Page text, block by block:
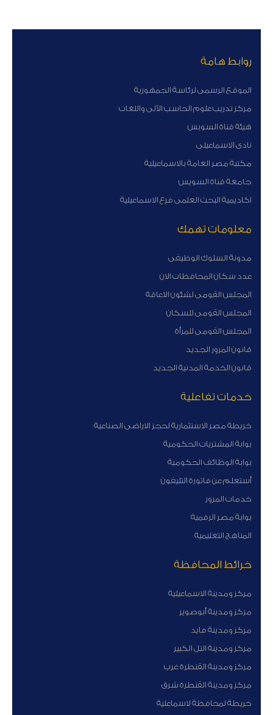
روابط هامة
الموقع الرسمى لرئاسة الجمهورية
مركز تدريب علوم الحاسب الآلى واللغات
هيئة قناة السوبس
نادى الاسماعيلى
مكتبة مصر العامة بالاسماعيلية
جامعة قناة السويس
اكاديمية البحث العلمى فرع الاسماعيلية
معلومات تهمك
مدونة السلوك الوظيفى
عدد سكان المحافظات الان
المجلس القومى لشئون الاعاقة
المجلس القومى للسكان
المجلس القومى للمرأة
قانون المرور الجديد
قانون الخدمة المدنية الجديد
خدمات تفاعلية
خريطة مصر الاستثمارية لحجز الاراضى الصناعية
بوابة المشتريات الحكومية
بوابة الوظائف الحكومية
أستعلم عن فاتورة التليفون
خدمات المرور
بوابة مصر الرقمية
المناهج التعليمية
خرائط المحافظة
مركز ومدينة الاسماعيلية
مركز ومدينة أبوصوير
مركز ومدينة فايد
مركز ومدينة التل الكبير
مركز ومدينة القنطرة غرب
مركز ومدينة القنطرة شرق
خريطة لمحافظة لاسماعلية